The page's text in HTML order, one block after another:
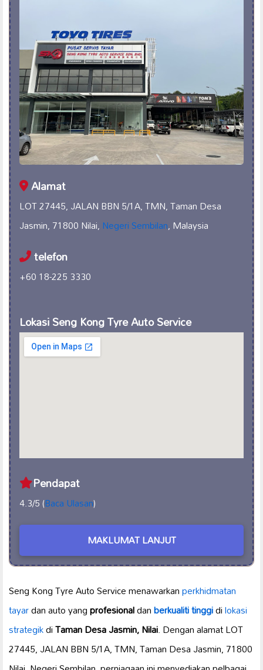
Alamat
LOT 27445, JALAN BBN 5/1A, TMN, Taman Desa
Jasmin, 71800 Nilai,Negeri Sembilan, Malaysia
telefon
+60 18-225 3330
Lokasi Seng Kong Tyre Auto Service
Pendapat
4.3/5 (Baca Ulasan)
MAKLUMAT LANJUT
Seng Kong Tyre Auto Service menawarkanperkhidmatan
tayardan auto yangprofesionaldanberkualiti tinggidilokasi
strategikdiTaman Desa Jasmin, Nilai. Dengan alamat LOT
27445, JALAN BBN 5/1A, TMN, Taman Desa Jasmin, 71800